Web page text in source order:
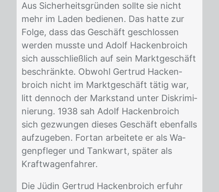
Aus Si­cher­heits­grün­den soll­te sie nicht
mehr im La­den be­die­nen. Das hat­te zur
Fol­ge, dass das Ge­schäft ge­schlos­sen
wer­den muss­te und Adolf Ha­cken­broich
sich aus­schließ­lich auf sein Markt­ge­schäft
be­schränk­te. Ob­wohl Ger­trud Ha­cken­
broich nicht im Markt­ge­schäft tä­tig war,
litt den­noch der Mark­stand un­ter Dis­kri­mi­
nie­rung. 1938 sah Adolf Ha­cken­broich
sich ge­zwun­gen die­ses Ge­schäft eben­falls
auf­zu­ge­ben. Fort­an ar­bei­te­te er als Wa­
gen­pfle­ger und Tank­wart, spä­ter als
Kraft­wa­gen­fah­rer.
Die Jü­din Ger­trud Ha­cken­broich er­fuhr